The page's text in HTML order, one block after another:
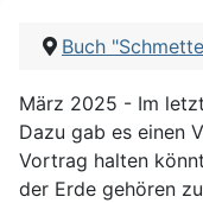
Buch
März 2025 - Im
Dazu gab es einen
Vortrag halten
der Erde gehören